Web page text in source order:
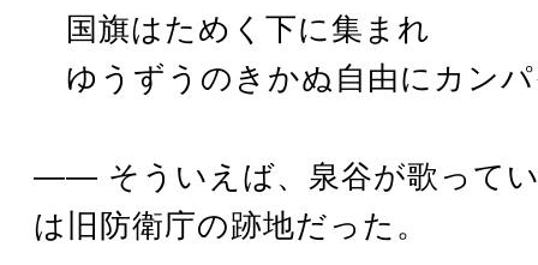
国旗はためく下に集まれ
ゆうずうのきかぬ自由にカン
―― そういえば、泉谷が歌って
は旧防衛庁の跡地だった。